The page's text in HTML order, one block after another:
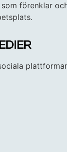
förenklar
plattformar